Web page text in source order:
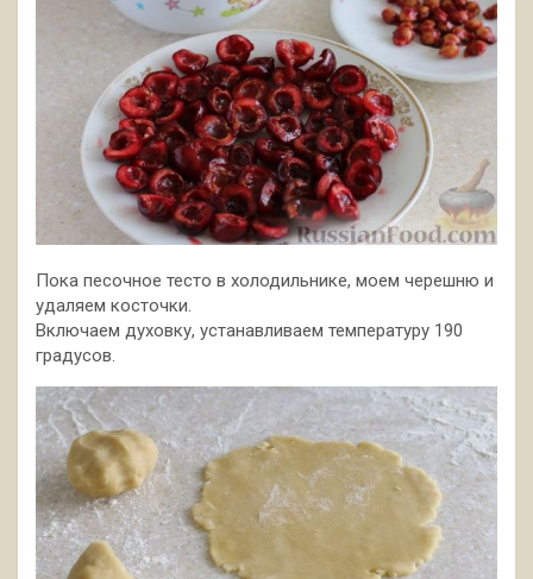
Пока песочное тесто в холодильнике, моем черешню и
удаляем косточки.
Включаем духовку, устанавливаем температуру 190
градусов.